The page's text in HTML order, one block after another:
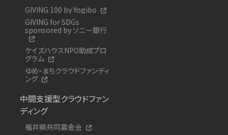
GIVING 100 by Yogibo
GIVING for SDGs
sponsored by ソニー銀行
ケイズハウスNPO助成プロ
グラム
ゆめ・まちクラウドファンディ
ング
中間支援型クラウドファン
ディング
福井県共同募金会